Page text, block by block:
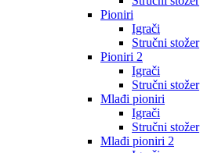
Pioniri
Igrači
Stručni stožer
Pioniri 2
Igrači
Stručni stožer
Mlađi pioniri
Igrači
Stručni stožer
Mlađi pioniri 2